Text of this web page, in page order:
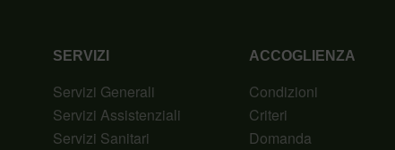
SERVIZI
Servizi Generali
Servizi Assistenziali
Servizi Sanitari
ACCOGLIENZA
Condizioni
Criteri
Domanda